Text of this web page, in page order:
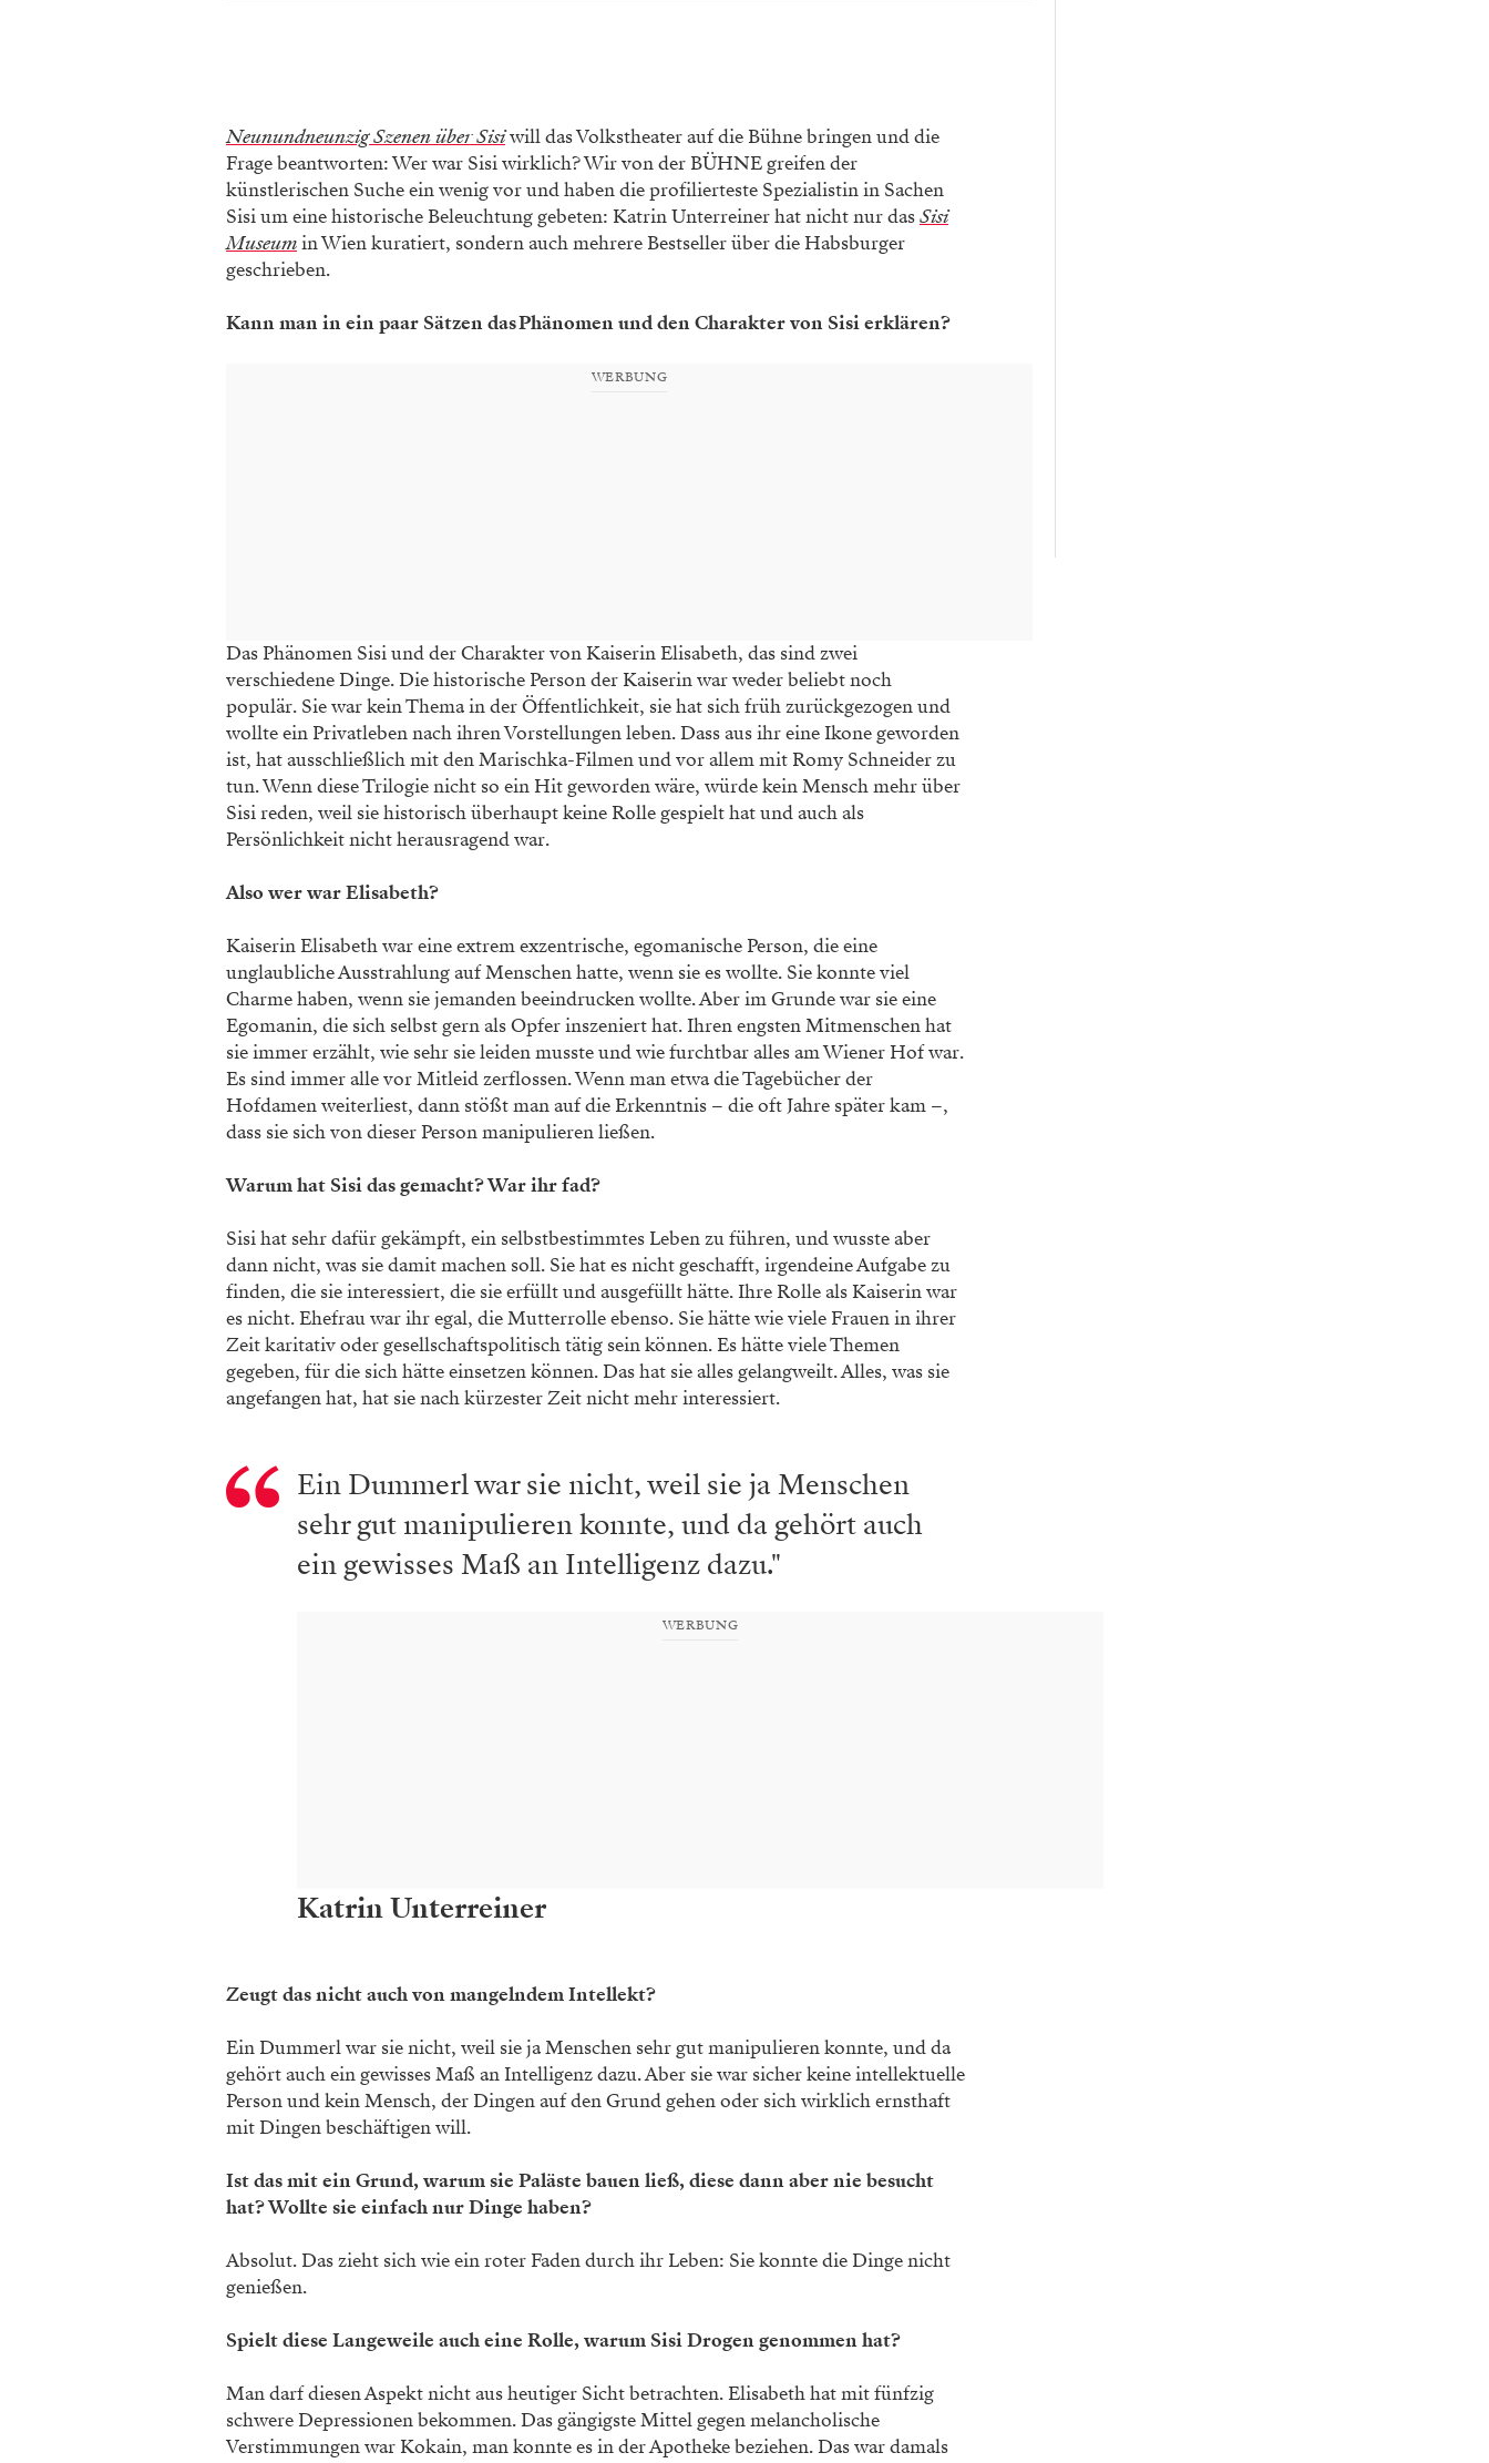
Neunundneunzig Szenen über Sisiwill das Volkstheater auf die Bühne bringenund die
Frage beantworten: Wer war Sisi wirklich? Wir von der BÜHNE greifen der
künstlerischen Suche ein wenig vor und haben die profilierteste Spezialistin in Sachen
Sisi um eine historische Beleuchtung gebeten: Katrin Unterreiner hat nicht nur dasSisi
Museumin Wien kuratiert, sondern auch mehrere Bestseller über die Habsburger
geschrieben.
Kann man in ein paar Sätzen das Phänomen und den Charakter von Sisi erklären?
WERBUNG
Das Phänomen Sisi und der Charakter von Kaiserin Elisabeth, das sind zwei
verschiedene Dinge. Die historische Person der Kaiserin war weder beliebt noch
populär. Sie war kein Thema in der Öffentlichkeit, sie hat sich früh zurück­gezogen und
wollte ein Privatleben nach ihren Vorstellungen leben. Dass aus ihr eine Ikone geworden
ist, hat ausschließlich mit den Marischka-Filmen und vor allem mit Romy Schneider zu
tun. Wenn diese Trilogie nicht so ein Hit geworden wäre, würde kein Mensch mehr über
Sisi reden, weil sie historisch überhaupt keine Rolle gespielt hat und auch als
Persönlichkeit nicht herausragend war.
Also wer war Elisabeth?
Kaiserin Elisabeth war eine extrem ex­zen­­trische, egomanische Person, die eine
unglaubliche Ausstrahlung auf Menschen hatte, wenn sie es wollte. Sie konnte viel
Charme haben, wenn sie jemanden be­­ein­drucken wollte. Aber im Grunde war sie eine
Egomanin, die sich selbst gern als Opfer inszeniert hat. Ihren engsten Mitmenschen hat
sie immer erzählt, wie sehr sie leiden musste und wie furchtbar alles am Wiener Hof war.
Es sind immer alle vor Mitleid zerflossen. Wenn man etwa die Tagebücher der
Hofdamen weiterliest, dann stößt man auf die Erkenntnis – die oft Jahre später kam –,
dass sie sich von dieser Person manipulieren ließen.
Warum hat Sisi das gemacht? War ihr fad?
Sisi hat sehr dafür gekämpft, ein selbstbestimmtes Leben zu führen, und wusste aber
dann nicht, was sie damit machen soll. Sie hat es nicht geschafft, irgendeine Aufgabe zu
finden, die sie interessiert, die sie erfüllt und ausgefüllt hätte. Ihre Rolle als Kaiserin war
es nicht. Ehefrau war ihr egal, die Mutterrolle ebenso. Sie hätte wie viele Frauen in ihrer
Zeit karitativ oder gesellschaftspolitisch tätig sein können. Es hätte viele Themen
gegeben, für die sich hätte einsetzen können. Das hat sie alles gelangweilt. Alles, was sie
angefangen hat, hat sie nach kürzester Zeit nicht mehr interessiert.
Ein Dummerl war sie nicht, weil sie ja Menschen
sehr gut manipulieren konnte, und da gehört auch
ein gewisses Maß an Intelligenz dazu."
WERBUNG
Katrin Unterreiner
Zeugt das nicht auch von ­mangelndem Intellekt?
Ein Dummerl war sie nicht, weil sie ja Menschen sehr gut manipulieren konnte, und da
gehört auch ein gewisses Maß an Intelligenz dazu. Aber sie war sicher keine intellektuelle
Person und kein Mensch, der Dingen auf den Grund gehen oder sich wirklich ernsthaft
mit Dingen beschäftigen will.
Ist das mit ein Grund, warum sie Paläste bauen ließ, diese dann aber nie besucht
hat? Wollte sie einfach nur Dinge haben?
Absolut. Das zieht sich wie ein roter Faden durch ihr Leben: Sie konnte die Dinge nicht
genießen.
Spielt diese Langeweile auch eine Rolle, warum Sisi Drogen ­genommen hat?
Man darf diesen Aspekt nicht aus heutiger Sicht betrachten. Elisabeth hat mit fünfzig
schwere Depressionen ­bekommen. Das gängigste Mittel gegen melancho­lische
Verstimmungen war ­Kokain, man konnte es in der Apotheke beziehen. Das war damals